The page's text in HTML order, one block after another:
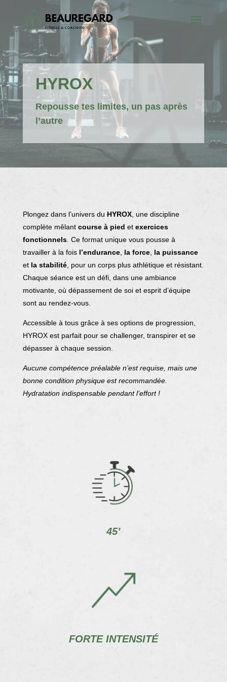
HYROX
Repousse tes limites, un pas après
l’autre
Plongez dans l’univers du HYROX, une discipline
complète mêlant course à pied et exercices
fonctionnels. Ce format unique vous pousse à
travailler à la fois l’endurance, la force, la puissance
et la stabilité, pour un corps plus athlétique et résistant.
Chaque séance est un défi, dans une ambiance
motivante, où dépassement de soi et esprit d’équipe
sont au rendez-vous.
Accessible à tous grâce à ses options de progression,
HYROX est parfait pour se challenger, transpirer et se
dépasser à chaque session.
Aucune compétence préalable n’est requise, mais une
bonne condition physique est recommandée.
Hydratation indispensable pendant l’effort !
45’
FORTE INTENSITÉ